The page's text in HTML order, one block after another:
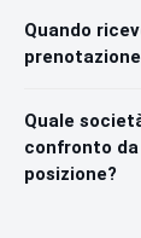
Quando
Quale
confronto
posizione?